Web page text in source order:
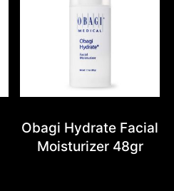
Obagi Hydrate Facial
Moisturizer 48gr